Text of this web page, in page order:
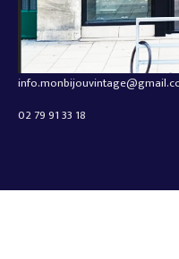
02 79 91 33 18